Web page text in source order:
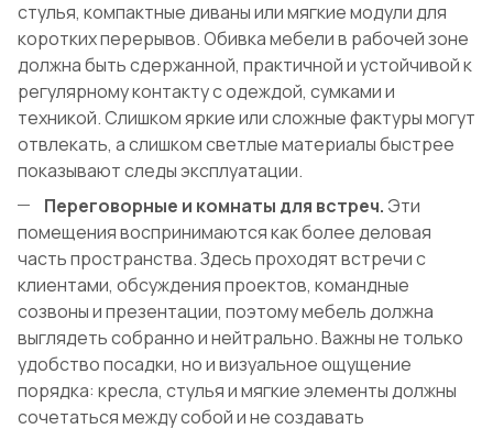
стулья, компактные диваны или мягкие модули для
коротких перерывов. Обивка мебели в рабочей зоне
должна быть сдержанной, практичной и устойчивой к
регулярному контакту с одеждой, сумками и
техникой. Слишком яркие или сложные фактуры могут
отвлекать, а слишком светлые материалы быстрее
показывают следы эксплуатации.
Переговорные и комнаты для встреч. Эти
помещения воспринимаются как более деловая
часть пространства. Здесь проходят встречи с
клиентами, обсуждения проектов, командные
созвоны и презентации, поэтому мебель должна
выглядеть собранно и нейтрально. Важны не только
удобство посадки, но и визуальное ощущение
порядка: кресла, стулья и мягкие элементы должны
сочетаться между собой и не создавать